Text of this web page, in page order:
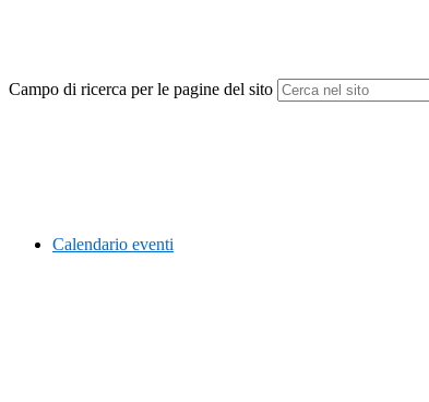
Campo di ricerca per le pagine del sito
Calendario eventi